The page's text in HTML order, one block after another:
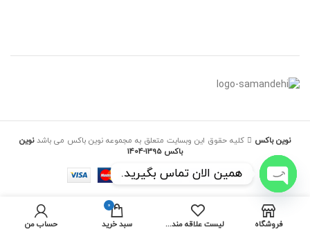
نوین باکس کلیه حقوق این وبسایت متعلق به مجموعه نوین باکس می باشدنوین
باکس 1395-1404
فروشگاه لیست علاقه مندی ها
0
سبد خرید حساب من
همین الان تماس بگیرید.
CHATY